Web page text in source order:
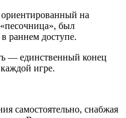
на
был
раннем доступе.
— единственный конец
игре.
самостоятельно, снабжая